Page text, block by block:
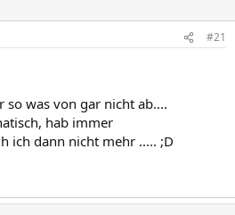
#21
was von gar nicht ab....
hab immer
ich dann nicht mehr ..... ;D